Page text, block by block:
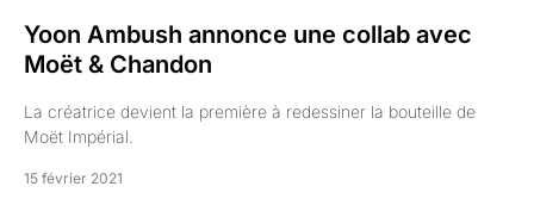
Yoon Ambush annonce une collab avec
Moët & Chandon
La créatrice devient la première à redessiner la bouteille de
Moët Impérial.
15 février 2021